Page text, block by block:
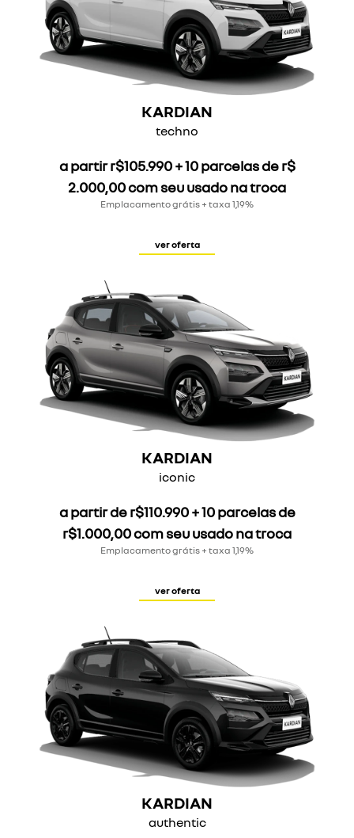
KARDIAN
techno
a partir r$105.990 + 10 parcelas de r$
2.000,00 com seu usado na troca
Emplacamento grátis + taxa 1,19%
ver oferta
KARDIAN
iconic
a partir de r$110.990 + 10 parcelas de
r$1.000,00 com seu usado na troca
Emplacamento grátis + taxa 1,19%
ver oferta
KARDIAN
authentic